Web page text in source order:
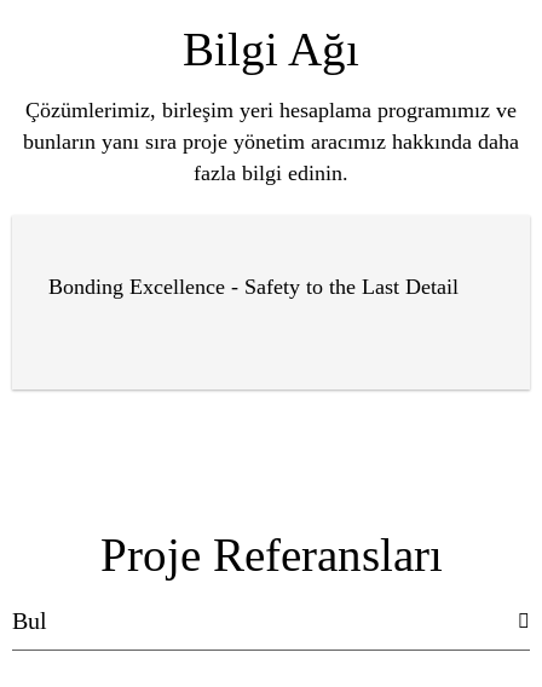
Bilgi Ağı
Çözümlerimiz, birleşim yeri hesaplama programımız ve
bunların yanı sıra proje yönetim aracımız hakkında daha
fazla bilgi edinin.
Bonding Excellence - Safety to the Last Detail
Proje Referansları